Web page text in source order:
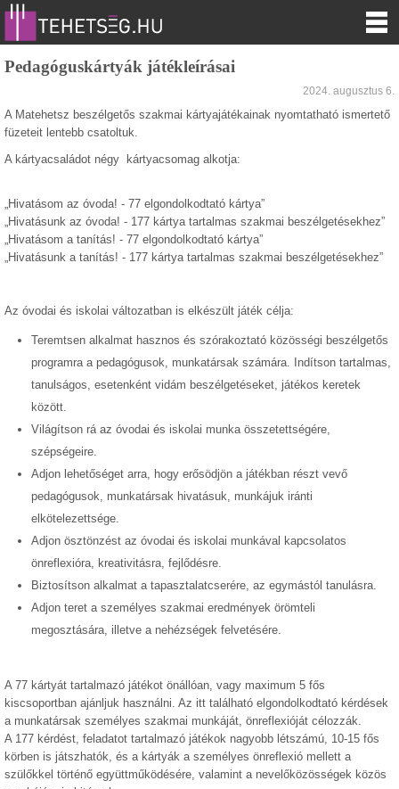
Pedagóguskártyák játékleírásai
2024. augusztus 6.
A Matehetsz beszélgetős szakmai kártyajátékainak nyomtatható ismertető
füzeteit lentebb csatoltuk.
A kártyacsaládot négy kártyacsomag alkotja:
„Hivatásom az óvoda! - 77 elgondolkodtató kártya”
„Hivatásunk az óvoda! - 177 kártya tartalmas szakmai beszélgetésekhez”
„Hivatásom a tanítás! - 77 elgondolkodtató kártya”
„Hivatásunk a tanítás! - 177 kártya tartalmas szakmai beszélgetésekhez”
Az óvodai és iskolai változatban is elkészült játék célja:
Teremtsen alkalmat hasznos és szórakoztató közösségi beszélgetős
programra a pedagógusok, munkatársak számára. Indítson tartalmas,
tanulságos, esetenként vidám beszélgetéseket, játékos keretek
között.
Világítson rá az óvodai és iskolai munka összetettségére,
szépségeire.
Adjon lehetőséget arra, hogy erősödjön a játékban részt vevő
pedagógusok, munkatársak hivatásuk, munkájuk iránti
elkötelezettsége.
Adjon ösztönzést az óvodai és iskolai munkával kapcsolatos
önreflexióra, kreativitásra, fejlődésre.
Biztosítson alkalmat a tapasztalatcserére, az egymástól tanulásra.
Adjon teret a személyes szakmai eredmények örömteli
megosztására, illetve a nehézségek felvetésére.
A 77 kártyát tartalmazó játékot önállóan, vagy maximum 5 fős
kiscsoportban ajánljuk használni. Az itt található elgondolkodtató kérdések
a munkatársak személyes szakmai munkáját, önreflexióját célozzák.
A 177 kérdést, feladatot tartalmazó játékok nagyobb létszámú, 10-15 fős
körben is játszhatók, és a kártyák a személyes önreflexió mellett a
szülőkkel történő együttműködésére, valamint a nevelőközösségek közös